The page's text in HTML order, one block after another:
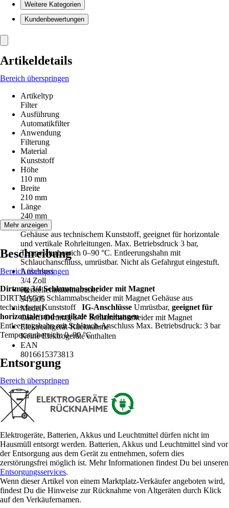
Weitere Kategorien
Kundenbewertungen
Artikeldetails
Bereich überspringen
Artikeltyp
Filter
Ausführung
Automatikfilter
Anwendung
Filterung
Material
Kunststoff
Höhe
110 mm
Breite
210 mm
Länge
240 mm
Hinweis
Gehäuse aus technischem Kunststoff, geeignet für horizontale
und vertikale Rohrleitungen. Max. Betriebsdruck 3 bar,
Temperaturbereich 0–90 °C. Entleerungshahn mit
Schlauchanschluss, umrüstbar. Nicht als Gefahrgut eingestuft.
Anschluss
3/4 Zoll
Herstellerartikelnummer
545305
Modell
Caleffi Dirtmag 3/4" Schlammabscheider mit Magnet
Elektroaltgerät-Rücknahme
Keine Elektrogeräte enthalten
EAN
8016615373813
Mehr anzeigen
Beschreibung
Bereich überspringen
Dirtmag 3/4 Schlammabscheider mit Magnet
DIRTMAG® Schlammabscheider mit Magnet Gehäuse aus
technischem Kunststoff IG-Anschlüsse Umrüstbar, geeignet für
horizontale und vertikale Rohrleitungen
Entleerungshahn mit Schlauch-Anschluss Max. Betriebsdruck: 3 bar
Temperaturbereich: 0–90 °C
Entsorgung
Bereich überspringen
Elektrogeräte, Batterien, Akkus und Leuchtmittel dürfen nicht im
Hausmüll entsorgt werden. Batterien, Akkus und Leuchtmittel sind vor
der Entsorgung aus dem Gerät zu entnehmen, sofern dies
zerstörungsfrei möglich ist. Mehr Informationen findest Du bei unseren
Entsorgungsservices.
Wenn dieser Artikel von einem Marktplatz-Verkäufer angeboten wird,
findest Du die Hinweise zur Rücknahme von Altgeräten durch Klick
auf den Verkäufernamen.